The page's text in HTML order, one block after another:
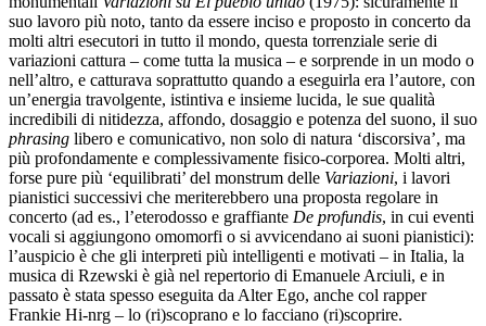
suo lavoro più noto, tanto da essere inciso e proposto in concerto da
molti altri esecutori in tutto il mondo, questa torrenziale serie di
variazioni cattura – come tutta la musica – e sorprende in un modo o
nell’altro, e catturava soprattutto quando a eseguirla era l’autore, con
un’energia travolgente, istintiva e insieme lucida, le sue qualità
incredibili di nitidezza, affondo, dosaggio e potenza del suono, il suo
phrasing libero e comunicativo, non solo di natura ‘discorsiva’, ma
più profondamente e complessivamente fisico-corporea. Molti altri,
forse pure più ‘equilibrati’ del monstrum delle Variazioni, i lavori
pianistici successivi che meriterebbero una proposta regolare in
concerto (ad es., l’eterodosso e graffiante De profundis, in cui eventi
vocali si aggiungono omomorfi o si avvicendano ai suoni pianistici):
l’auspicio è che gli interpreti più intelligenti e motivati – in Italia, la
musica di Rzewski è già nel repertorio di Emanuele Arciuli, e in
passato è stata spesso eseguita da Alter Ego, anche col rapper
Frankie Hi-nrg – lo (ri)scoprano e lo facciano (ri)scoprire.